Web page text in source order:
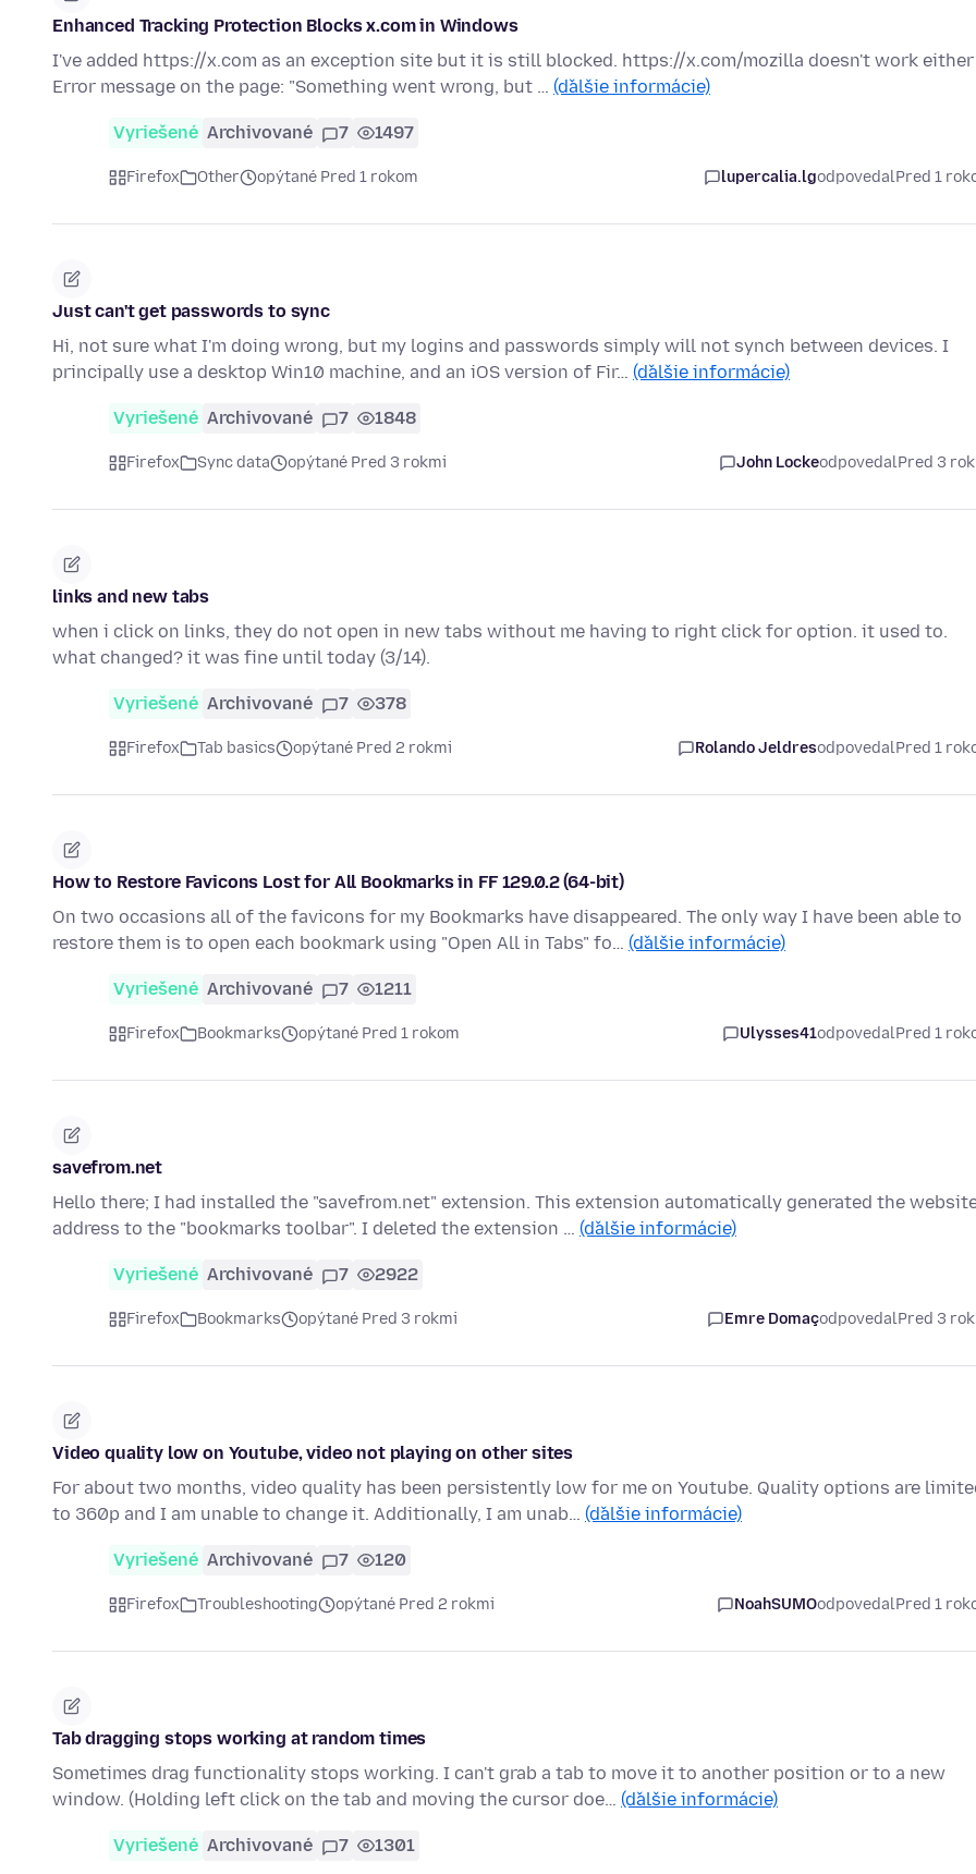
Enhanced Tracking Protection Blocks x.com in Windows
I've added https://x.com as an exception site but it is still blocked. https://x.com/mozilla doesn't work either
Error message on the page: "Something went wrong, but … (ďalšie informácie)
Vyriešené Archivované 7 1497
Firefox Other opýtané Pred 1 rokom lupercalia.lgodpovedalPred 1
Just can't get passwords to sync
Hi, not sure what I'm doing wrong, but my logins and passwords simply will not synch between devices. I
principally use a desktop Win10 machine, and an iOS version of Fir… (ďalšie informácie)
Vyriešené Archivované 7 1848
Firefox Sync data opýtané Pred 3 rokmi John LockeodpovedalPred 3
links and new tabs
when i click on links, they do not open in new tabs without me having to right click for option. it used to.
what changed? it was fine until today (3/14).
Vyriešené Archivované 7 378
Firefox Tab basics opýtané Pred 2 rokmi Rolando JeldresodpovedalPred 1
How to Restore Favicons Lost for All Bookmarks in FF 129.0.2 (64-bit)
On two occasions all of the favicons for my Bookmarks have disappeared. The only way I have been able to
restore them is to open each bookmark using "Open All in Tabs" fo… (ďalšie informácie)
Vyriešené Archivované 7 1211
Firefox Bookmarks opýtané Pred 1 rokom Ulysses41odpovedalPred 1
savefrom.net
Hello there; I had installed the "savefrom.net" extension. This extension automatically generated the
address to the "bookmarks toolbar". I deleted the extension … (ďalšie informácie)
Vyriešené Archivované 7 2922
Firefox Bookmarks opýtané Pred 3 rokmi Emre DomaçodpovedalPred 3
Video quality low on Youtube, video not playing on other sites
For about two months, video quality has been persistently low for me on Youtube. Quality options are
to 360p and I am unable to change it. Additionally, I am unab… (ďalšie informácie)
Vyriešené Archivované 7 120
Firefox Troubleshooting opýtané Pred 2 rokmi NoahSUMOodpovedalPred 1
Tab dragging stops working at random times
Sometimes drag functionality stops working. I can't grab a tab to move it to another position or to a new
window. (Holding left click on the tab and moving the cursor doe… (ďalšie informácie)
Vyriešené Archivované 7 1301